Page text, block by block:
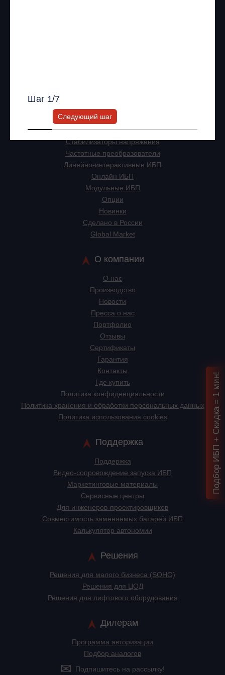
Продукция
ИБП
Стабилизаторы напряжения
Частотные преобразователи
Линейно-интерактивные ИБП
Онлайн ИБП
Модульные ИБП
Опции
Новинки
Сделано в России
Global Market
О компании
О нас
Производство
Новости
Пресса о нас
Портфолио
Отзывы
Сертификаты
Гарантия
Контакты
Где купить
Политика конфиденциальности
Политика хранения и обработки персональных данных
Политика использования cookies
Поддержка
Поддержка
Видео-сопровождение запуска ИБП
Маркетинговые материалы
Сервисные центры
Для инженеров-проектировщиков
Cовместимость заменяемых батарей ИБП
Калькулятор автономии
Решения
Решения для малого бизнеса (SOHO)
Решения для ЦОД
Решения для лифтового оборудования
Дилерам
Программа авторизации
Подбор аналогов
Подпишитесь на рассылку!
Подбор ИБП + Скидка = 1 мин!
Шаг 1/7
Следующий шаг